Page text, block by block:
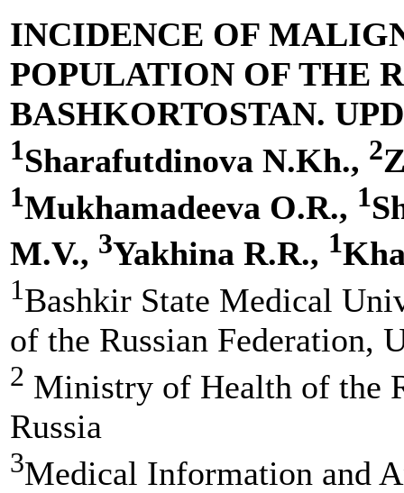
INCIDENCE OF
POPULATION OF THE
BASHKORTOSTAN.
1Sharafutdinova N.Kh., 2
1Mukhamadeeva O.R., 1
M.V., 3Yakhina R.R., 1
1Bashkir State Medical
of the Russian Federation,
2 Ministry of Health of the
Russia
3Medical Information and